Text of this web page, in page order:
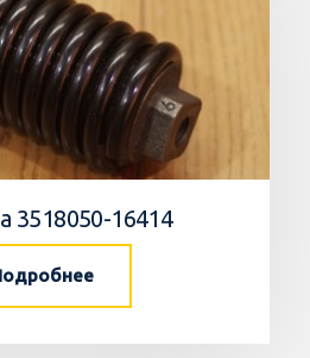
3518050-16414